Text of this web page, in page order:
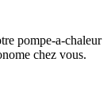
pompe-a-chaleur
chez vous.